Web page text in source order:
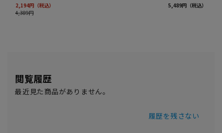
閲覧履歴
最近見た商品がありません。
履歴を残さない